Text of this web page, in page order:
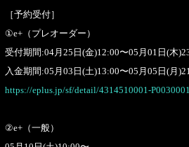
［予約受付］
①e+（プレオーダー）
受付期間:04月25日(金)12:00〜05月01日(木
入金期間:05月03日(土)13:00〜05月05日(月
https://eplus.jp/sf/detail/4314510001-P0030001
②e+（一般）